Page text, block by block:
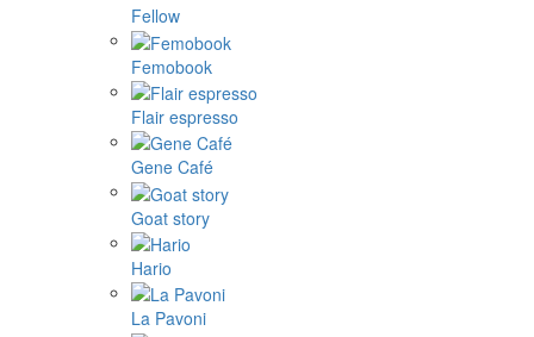
Fellow
Femobook
Flair espresso
Gene Café
Goat story
Hario
La Pavoni